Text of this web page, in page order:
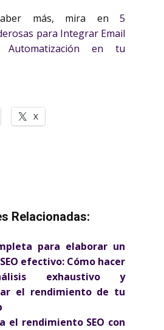
más, mira en 5
para Integrar Email
en tu
X
Relacionadas:
para elaborar un
efectivo: Cómo hacer
exhaustivo y
el rendimiento de tu
el rendimiento SEO con